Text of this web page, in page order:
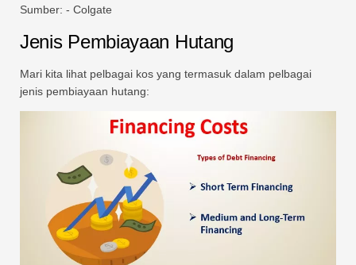
Sumber: - Colgate
Jenis Pembiayaan Hutang
Mari kita lihat pelbagai kos yang termasuk dalam pelbagai
jenis pembiayaan hutang: